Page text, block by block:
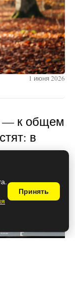
1 июня 2026
— к общем
в
все
Принять